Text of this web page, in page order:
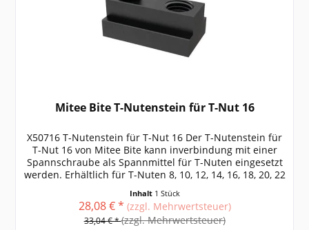
Mitee Bite T-Nutenstein für T-Nut 16
X50716 T-Nutenstein für T-Nut 16 Der T-Nutenstein für
T-Nut 16 von Mitee Bite kann inverbindung mit einer
Spannschraube als Spannmittel für T-Nuten eingesetzt
werden. Erhältlich für T-Nuten 8, 10, 12, 14, 16, 18, 20, 22
Inhalt 1 Stück
28,08 € * (zzgl. Mehrwertsteuer)
33,04 € *(zzgl. Mehrwertsteuer)